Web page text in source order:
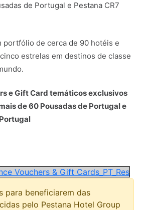
de Portugal e Pestana CR7
portfólio de cerca de 90 hotéis e
estrelas em destinos de classe
e Gift Card temáticos exclusivos
de 60 Pousadas de Portugal e
Vouchers & Gift Cards_PT_Res
para beneficiarem das
pelo Pestana Hotel Group